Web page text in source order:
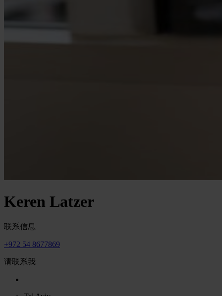
Keren Latzer
联系信息
+972 54 8677869
请联系我